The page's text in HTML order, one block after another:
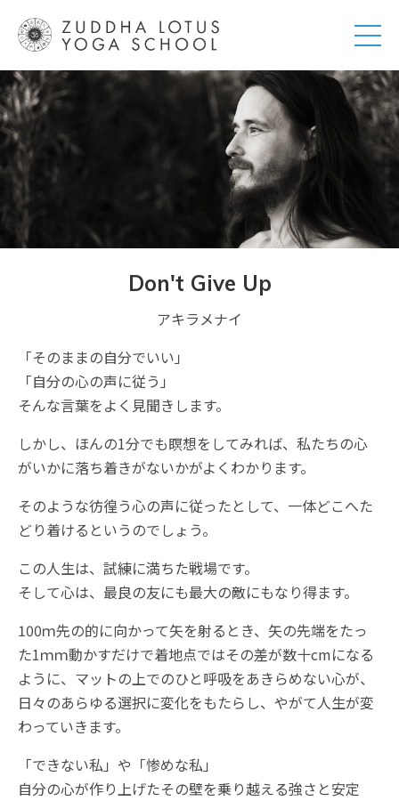
Don't Give Up
アキラメナイ
「そのままの自分でいい」
「自分の心の声に従う」
そんな言葉をよく見聞きします。
しかし、ほんの1分でも瞑想をしてみれば、私たちの心
がいかに落ち着きがないかがよくわかります。
そのような彷徨う心の声に従ったとして、一体どこへた
どり着けるというのでしょう。
この人生は、試練に満ちた戦場です。
そして心は、最良の友にも最大の敵にもなり得ます。
100ｍ先の的に向かって矢を射るとき、矢の先端をたっ
た1ｍｍ動かすだけで着地点ではその差が数十cmになる
ように、マットの上でのひと呼吸をあきらめない心が、
日々のあらゆる選択に変化をもたらし、やがて人生が変
わっていきます。
「できない私」や「惨めな私」
自分の心が作り上げたその壁を乗り越える強さと安定